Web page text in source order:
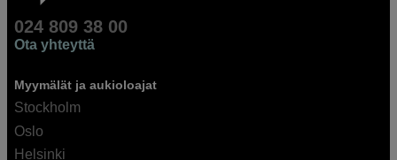
024 809 38 00
Ota yhteyttä
Myymälät ja aukioloajat
Stockholm
Oslo
Helsinki